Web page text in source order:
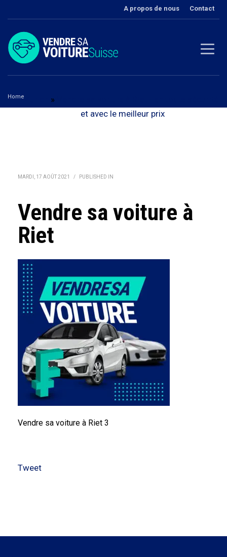
A propos de nous Contact
Home »
et avec le meilleur prix
MARDI, 17 AOÛT 2021 / PUBLISHED IN
Vendre sa voiture à
Riet
Vendre sa voiture à Riet 3
Tweet